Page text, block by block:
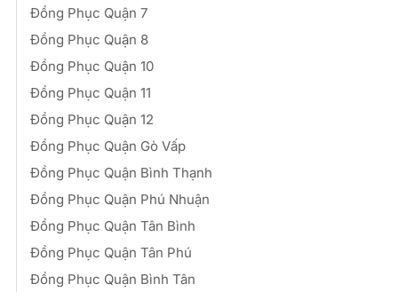
Đồng Phục Quận 7
Đồng Phục Quận 8
Đồng Phục Quận 10
Đồng Phục Quận 11
Đồng Phục Quận 12
Đồng Phục Quận Gò Vấp
Đồng Phục Quận Bình Thạnh
Đồng Phục Quận Phú Nhuận
Đồng Phục Quận Tân Bình
Đồng Phục Quận Tân Phú
Đồng Phục Quận Bình Tân